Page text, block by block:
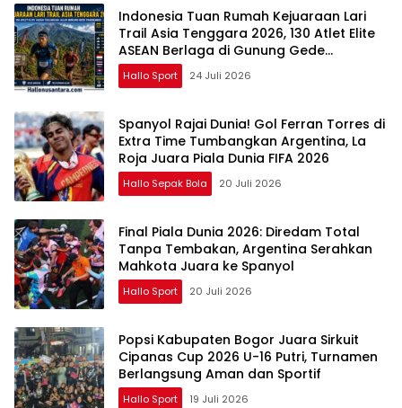
Indonesia Tuan Rumah Kejuaraan Lari
Trail Asia Tenggara 2026, 130 Atlet Elite
ASEAN Berlaga di Gunung Gede
Pangrango
Hallo Sport 24 Juli 2026
Spanyol Rajai Dunia! Gol Ferran Torres di
Extra Time Tumbangkan Argentina, La
Roja Juara Piala Dunia FIFA 2026
Hallo Sepak Bola 20 Juli 2026
Final Piala Dunia 2026: Diredam Total
Tanpa Tembakan, Argentina Serahkan
Mahkota Juara ke Spanyol
Hallo Sport 20 Juli 2026
Popsi Kabupaten Bogor Juara Sirkuit
Cipanas Cup 2026 U-16 Putri, Turnamen
Berlangsung Aman dan Sportif
Hallo Sport 19 Juli 2026